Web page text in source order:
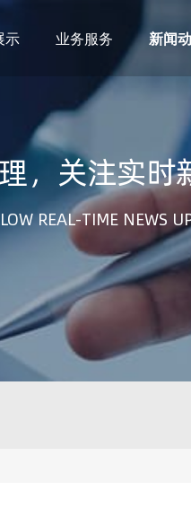
示 业务服务 新闻
，关注实时
REAL-TIME NEWS